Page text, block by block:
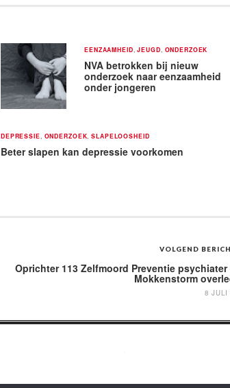
EENZAAMHEID ,JEUGD ONDERZOEK
NVA betrokken bij nieuw
onderzoek naar eenzaamheid
onder jongeren
DEPRESSIE ONDERZOEK ,SLAPELOOSHEID
Beter slapen kan depressie voorkomen
VOLGEND
Oprichter 113 Zelfmoord Preventie psychiater
Mokkenstorm
8 JULI